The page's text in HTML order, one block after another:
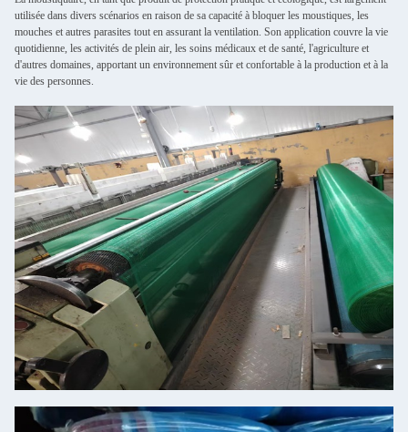
utilisée dans divers scénarios en raison de sa capacité à bloquer les moustiques, les
mouches et autres parasites tout en assurant la ventilation. Son application couvre la vie
quotidienne, les activités de plein air, les soins médicaux et de santé, l'agriculture et
d'autres domaines, apportant un environnement sûr et confortable à la production et à la
vie des personnes.